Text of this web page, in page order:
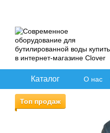
Каталог О нас
Топ продаж